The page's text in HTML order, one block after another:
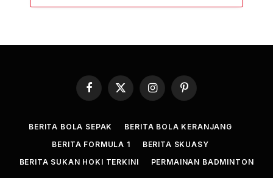
Facebook
X
(Twitter)
InstagramPinterest
BERITA BOLA SEPAK
BERITA BOLA KERANJANG
BERITA FORMULA 1
BERITA SKUASY
BERITA SUKAN HOKI TERKINI
PERMAINAN BADMINTON